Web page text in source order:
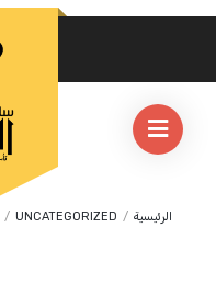
الرئيسية /
UNCATEGORIZED
/